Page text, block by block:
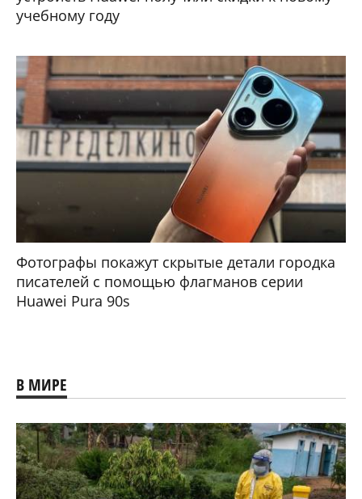
учебному году
Фотографы покажут скрытые детали городка
писателей с помощью флагманов серии
Huawei Pura 90s
В МИРЕ